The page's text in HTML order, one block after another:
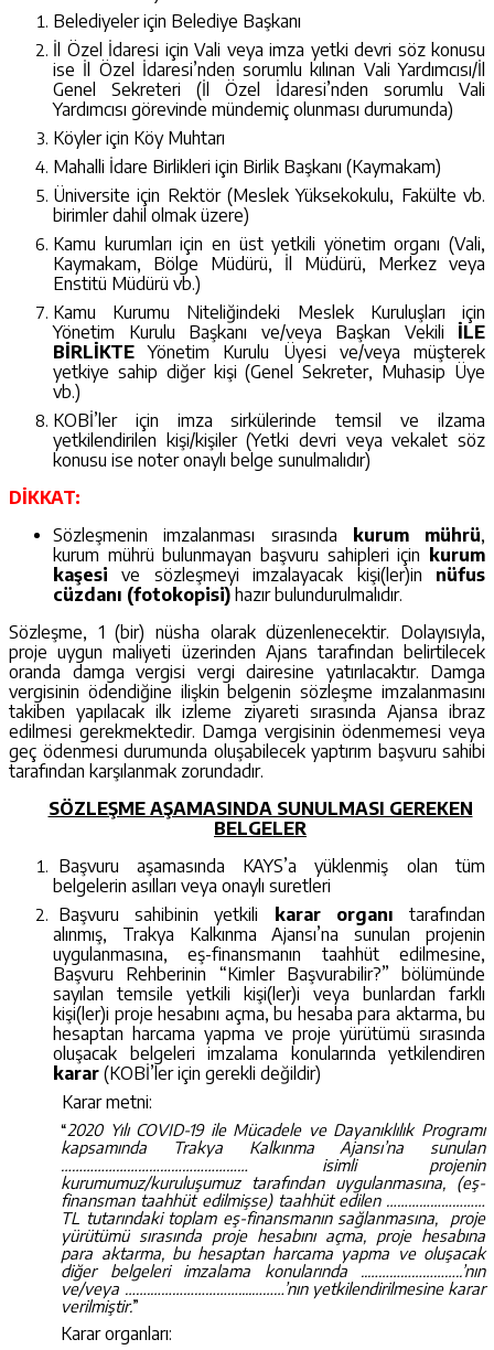
Belediyeler için Belediye Başkanı
İl Özel İdaresi için Vali veya imza yetki devri söz konusu
ise İl Özel İdaresi’nden sorumlu kılınan Vali Yardımcısı/İl
Genel Sekreteri (İl Özel İdaresi’nden sorumlu Vali
Yardımcısı görevinde mündemiç olunması durumunda)
Köyler için Köy Muhtarı
Mahalli İdare Birlikleri için Birlik Başkanı (Kaymakam)
Üniversite için Rektör (Meslek Yüksekokulu, Fakülte vb.
birimler dahil olmak üzere)
Kamu kurumları için en üst yetkili yönetim organı (Vali,
Kaymakam, Bölge Müdürü, İl Müdürü, Merkez veya
Enstitü Müdürü vb.)
Kamu Kurumu Niteliğindeki Meslek Kuruluşları için
Yönetim Kurulu Başkanı ve/veya Başkan Vekili İLE
BİRLİKTE Yönetim Kurulu Üyesi ve/veya müşterek
yetkiye sahip diğer kişi (Genel Sekreter, Muhasip Üye
vb.)
KOBİ’ler için imza sirkülerinde temsil ve ilzama
yetkilendirilen kişi/kişiler (Yetki devri veya vekalet söz
konusu ise noter onaylı belge sunulmalıdır)
DİKKAT:
Sözleşmenin imzalanması sırasında kurum mührü,
kurum mührü bulunmayan başvuru sahipleri için kurum
kaşesi ve sözleşmeyi imzalayacak kişi(ler)in nüfus
cüzdanı (fotokopisi) hazır bulundurulmalıdır.
Sözleşme, 1 (bir) nüsha olarak düzenlenecektir. Dolayısıyla,
proje uygun maliyeti üzerinden Ajans tarafından belirtilecek
oranda damga vergisi vergi dairesine yatırılacaktır. Damga
vergisinin ödendiğine ilişkin belgenin sözleşme imzalanmasını
takiben yapılacak ilk izleme ziyareti sırasında Ajansa ibraz
edilmesi gerekmektedir. Damga vergisinin ödenmemesi veya
geç ödenmesi durumunda oluşabilecek yaptırım başvuru sahibi
tarafından karşılanmak zorundadır.
SÖZLEŞME AŞAMASINDA SUNULMASI GEREKEN
BELGELER
Başvuru aşamasında KAYS’a yüklenmiş olan tüm
belgelerin asılları veya onaylı suretleri
Başvuru sahibininyetkili karar organı tarafından
alınmış, Trakya Kalkınma Ajansı’na sunulan projenin
uygulanmasına, eş-finansmanın taahhüt edilmesine,
Başvuru Rehberinin “Kimler Başvurabilir?” bölümünde
sayılan temsile yetkili kişi(ler)i veya bunlardan farklı
kişi(ler)i proje hesabını açma, bu hesaba para aktarma, bu
hesaptan harcama yapma ve proje yürütümü sırasında
oluşacak belgeleri imzalama konularında yetkilendiren
karar (KOBİ’ler için gerekli değildir)
Karar metni:
“2020 Yılı COVID-19 ile Mücadele ve Dayanıklılık Programı
kapsamında Trakya Kalkınma Ajansı’na sunulan
…………………………………………… isimli projenin
kurumumuz/kuruluşumuz tarafından uygulanmasına, (eş-
finansman taahhüt edilmişse) taahhüt edilen ………………………
TL tutarındaki toplam eş-finansmanın sağlanmasına, proje
yürütümü sırasında proje hesabını açma, proje hesabına
para aktarma, bu hesaptan harcama yapma ve oluşacak
diğer belgeleri imzalama konularında ..……………………..’nın
ve/veya …….……………………....………’nın yetkilendirilmesine karar
verilmiştir.”
Karar organları: